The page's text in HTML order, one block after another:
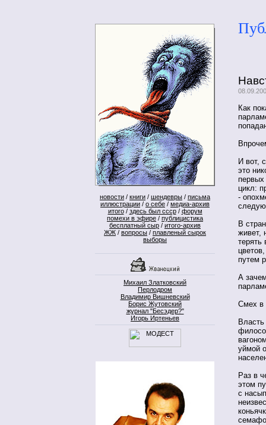
новости / книги / шендевры / письма
иллюстрации / о себе / медиа-архив
итого/ здесь был ссср/ форум
помехи в эфире / публицистика
бесплатный сыр / итого-архив
ЖЖ / вопросы / плавленый сырок
выборы
Михаил Златковский
Перлодром
Владимир Вишневский
Борис Жутовский
журнал "Бесэдер?"
Игорь Иртеньев
Как
И вот,
это
первых
цикл:
-
В
живет,
терять
путем
А
Смех в
Власть
уймой
Раз в
этом
с